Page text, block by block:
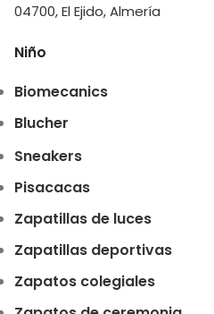
04700, El Ejido, Almería
Niño
Biomecanics
Blucher
Sneakers
Pisacacas
Zapatillas de luces
Zapatillas deportivas
Zapatos colegiales